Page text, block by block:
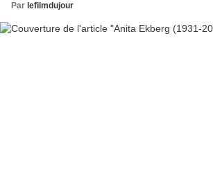
Par lefilmdujour